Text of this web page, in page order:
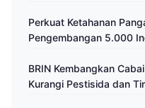
Perkuat Ketahanan
Pengembangan 5.000
BRIN Kembangkan
Kurangi Pestisida dan